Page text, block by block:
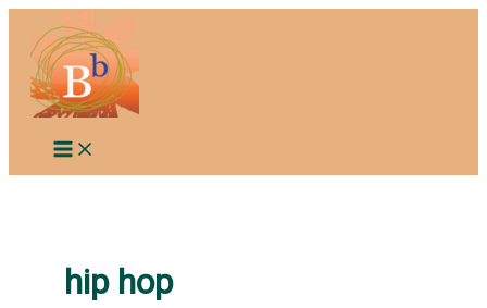
contenu
hip hop